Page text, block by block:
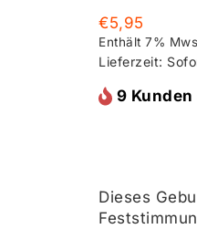
€5,95
Enthält 7%
Lieferzeit:
9
Dieses